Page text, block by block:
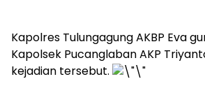
Kapolres Tulungagung AKBP Eva
Kapolsek Pucanglaban AKP
kejadian tersebut.